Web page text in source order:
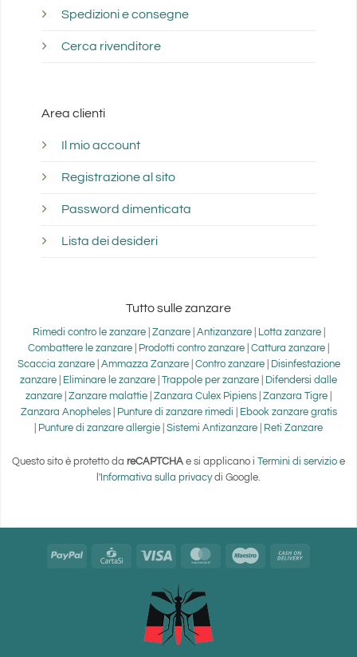
Spedizioni e consegne
Cerca rivenditore
Area clienti
Il mio account
Registrazione al sito
Password dimenticata
Lista dei desideri
Tutto sulle zanzare
Rimedi contro le zanzare| Zanzare| Antizanzare Lotta zanzare|
Combattere le zanzare
Prodotti contro zanzare Cattura zanzare
Scaccia zanzare| Ammazza Zanzare Contro zanzare|
Disinfestazione
zanzare
Eliminare le zanzare Trappole per zanzare
Difendersi dalle
zanzare
Zanzare malattie Zanzara Culex Pipiens Zanzara Tigre
Zanzara Anopheles| Punture di zanzare rimedi
Ebook zanzare gratis
Punture di zanzare allergie Sistemi Antizanzare Reti Zanzare
Questo sito è protetto da reCAPTCHA e si applicano i Termini di servizio e
l' Informativa sulla privacydi Google.
PayPal CartaSi Visa MasterCardMaestro